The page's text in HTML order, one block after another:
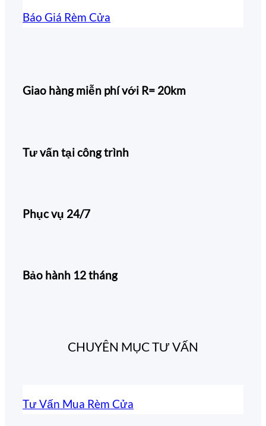
Báo Giá Rèm Cửa
Giao hàng miễn phí với R= 20km
Tư vấn tại công trình
Phục vụ 24/7
Bảo hành 12 tháng
CHUYÊN MỤC TƯ VẤN
Tư Vấn Mua Rèm Cửa